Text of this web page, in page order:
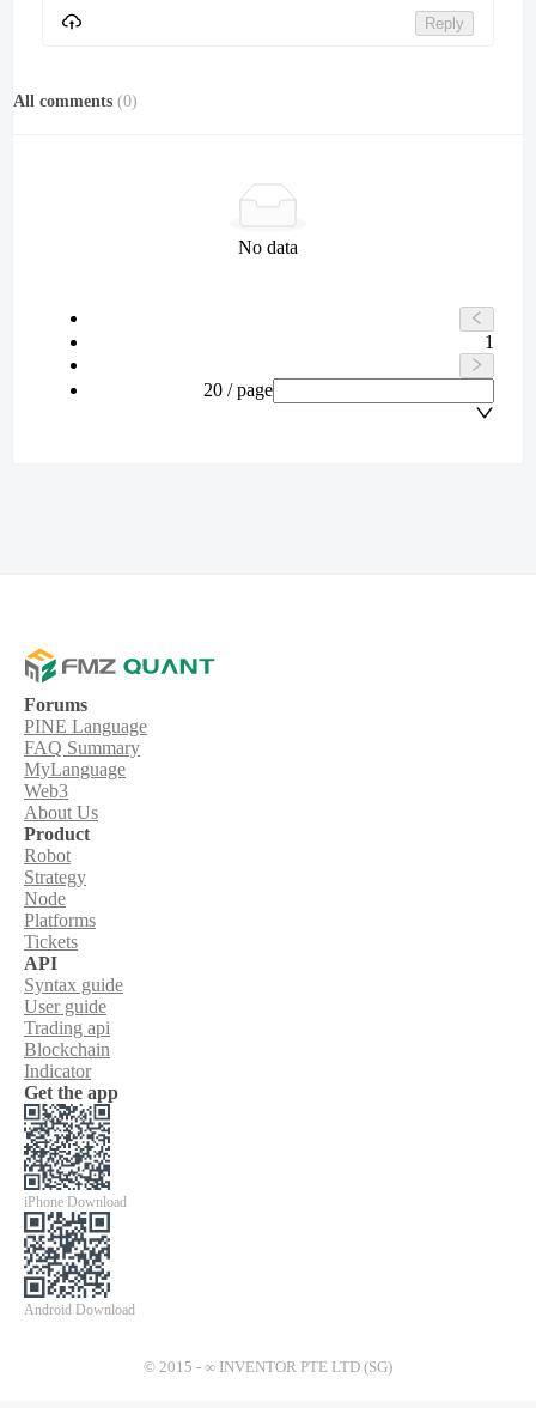
Reply
All comments (0)
No data
1
20 / page
Forums
PINE Language
FAQ Summary
MyLanguage
Web3
About Us
Product
Robot
Strategy
Node
Platforms
Tickets
API
Syntax guide
User guide
Trading api
Blockchain
Indicator
Get the app
iPhone Download
Android Download
© 2015 - ∞ INVENTOR PTE LTD (SG)